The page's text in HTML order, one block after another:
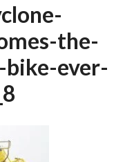
the-
bike-ever-